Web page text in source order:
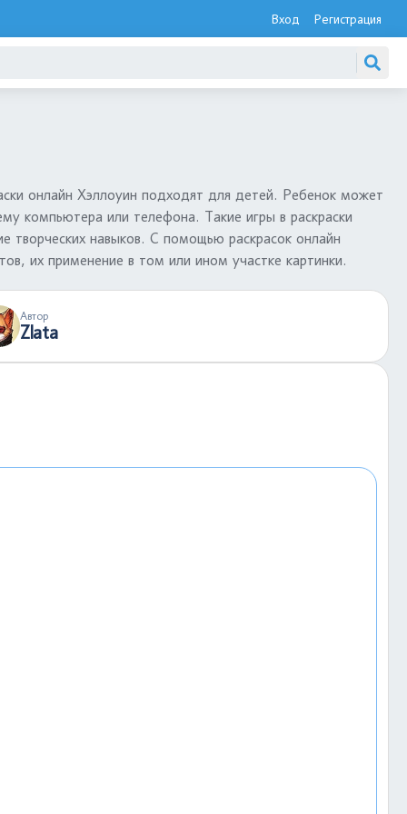
Вход Регистрация
онлайн Хэллоуин подходят для детей. Ребенок может
компьютера или телефона. Такие игры в раскраски
творческих навыков. С помощью раскрасок онлайн
их применение в том или ином участке картинки.
Автор
Zlata